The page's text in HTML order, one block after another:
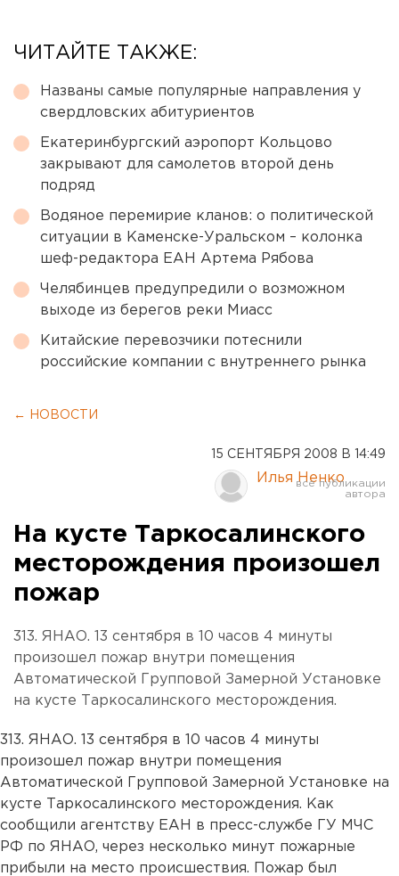
ЧИТАЙТЕ ТАКЖЕ:
Названы самые популярные направления у
свердловских абитуриентов
Екатеринбургский аэропорт Кольцово
закрывают для самолетов второй день
подряд
Водяное перемирие кланов: о политической
ситуации в Каменске-Уральском – колонка
шеф-редактора ЕАН Артема Рябова
Челябинцев предупредили о возможном
выходе из берегов реки Миасс
Китайские перевозчики потеснили
российские компании с внутреннего рынка
← НОВОСТИ
15 СЕНТЯБРЯ 2008 В 14:49
Илья Ненко
На кусте Таркосалинского
месторождения произошел
пожар
313. ЯНАО. 13 сентября в 10 часов 4 минуты
произошел пожар внутри помещения
Автоматической Групповой Замерной Установке
на кусте Таркосалинского месторождения.
313. ЯНАО. 13 сентября в 10 часов 4 минуты
произошел пожар внутри помещения
Автоматической Групповой Замерной Установке на
кусте Таркосалинского месторождения. Как
сообщили агентству ЕАН в пресс-службе ГУ МЧС
РФ по ЯНАО, через несколько минут пожарные
прибыли на место происшествия. Пожар был